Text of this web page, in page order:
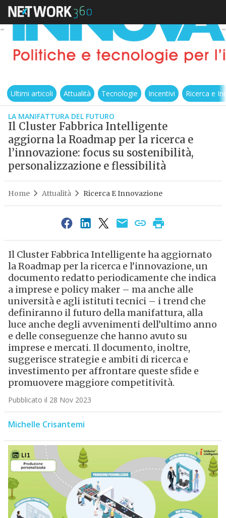
Ultimi articoli Attualità Tecnologie Incentivi Ricerca e
LA MANIFATTURA DEL FUTURO
Il Cluster Fabbrica Intelligente
aggiorna la Roadmap per la ricerca e
l’innovazione: focus su sostenibilità,
personalizzazione e flessibilità
Home Attualità Ricerca E Innovazione
Il Cluster Fabbrica Intelligente ha aggiornato
la Roadmap per la ricerca e l’innovazione, un
documento redatto periodicamente che indica
a imprese e policy maker – ma anche alle
università e agli istituti tecnici – i trend che
definiranno il futuro della manifattura, alla
luce anche degli avvenimenti dell’ultimo anno
e delle conseguenze che hanno avuto su
imprese e mercati. Il documento, inoltre,
suggerisce strategie e ambiti di ricerca e
investimento per affrontare queste sfide e
promuovere maggiore competitività.
Pubblicato il 28 Nov 2023
Michelle Crisantemi